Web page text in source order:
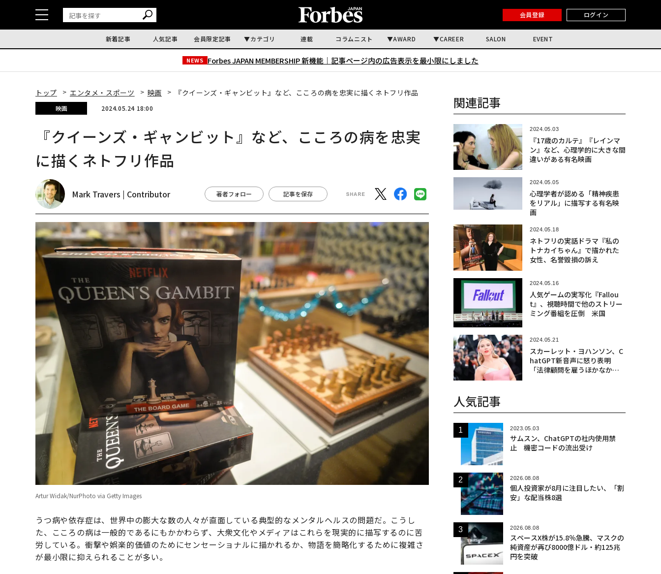
会員登録 ログイン
新着記事 人気記事 会員限定記事 カテゴリ 連載 コラムニスト AWARD CAREER SALON EVENT
NEWS Forbes JAPAN MEMBERSHIP 新機能｜ 記事ページ内の広告表示を最小限にしました
トップ エンタメ・スポーツ 映画 『クイーンズ・ギャンビット』など、こころの病を忠実に描くネトフリ作品
映画 2024.05.24 18:00
『クイーンズ・ギャンビット』など、こころの病を忠実
に描くネトフリ作品
Mark Travers | Contributor 著者フォロー 記事を保存
Artur Widak/NurPhoto via Getty Images
うつ病や依存症は、世界中の膨大な数の人々が直面している典型的なメンタルヘルスの問題だ。こうし
た、こころの病は一般的であるにもかかわらず、大衆文化やメディアはこれらを現実的に描写するのに苦
労している。衝撃や娯楽的価値のためにセンセーショナルに描かれるか、物語を簡略化するために複雑さ
が最小限に抑えられることが多い。
関連記事
2024.05.03
『17歳のカルテ』『レインマ
ン』など、心理学的に大きな間
違いがある有名映画
2024.05.05
心理学者が認める「精神疾患
をリアル」に描写する有名映
画
2024.05.18
ネトフリの実話ドラマ『私の
トナカイちゃん』で描かれた
女性、名誉毀損の訴え
2024.05.16
人気ゲームの実写化『Fallou
t』、視聴時間で他のストリー
ミング番組を圧倒 米国
2024.05.21
スカーレット・ヨハンソン、C
hatGPT新音声に怒り表明
「法律顧問を雇うほかなかっ
人気記事
2023.05.03
サムスン、ChatGPTの社内使用禁
止 機密コードの流出受け
2026.08.08
個人投資家が8月に注目したい、「割
安」な配当株8選
2026.08.08
スペースX株が15.8％急騰、マスクの
純資産が再び8000億ドル・約125兆
円を突破